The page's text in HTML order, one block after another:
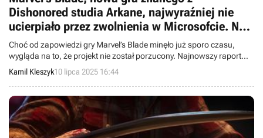
Dishonored studia Arkane, najwyraźniej nie
ucierpiało przez zwolnienia w Microsofcie. Na
grę mamy jednak długo poczekać
Choć od zapowiedzi gry Marvel’s Blade minęło już sporo czasu,
wygląda na to, że projekt nie został porzucony. Najnowszy raport
finansowy studia Arkane sugeruje, że gra wciąż znajduje się w
produkcji – choć na premierę przyjdzie nam jeszcze długo poczekać.
Kamil Kleszyk10 lipca 2025 16:44